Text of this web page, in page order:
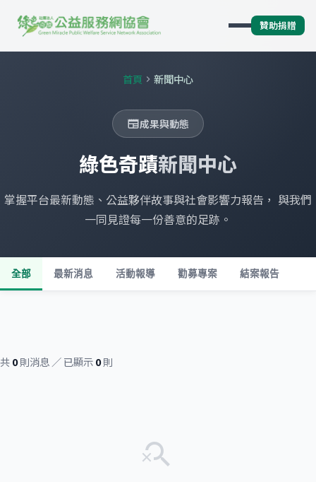
贊助捐贈
首頁 chevron_right 新聞中心
newspaper成果與動態
綠色奇蹟新聞中心
掌握平台最新動態、公益夥伴故事與社會影響力報告， 與我們
一同見證每一份善意的足跡。
全部 最新消息 活動報導 勸募專案 結案報告
共0則消息 ／ 已顯示0則
search_off